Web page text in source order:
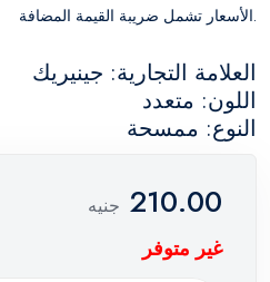
.الأسعار تشمل ضريبة القيمة المضافة
العلامة التجارية: جينيريك
اللون: متعدد
النوع: ممسحة
210.00 جنيه
غير متوفر